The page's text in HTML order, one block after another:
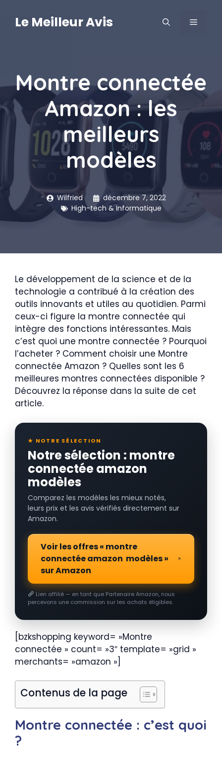
contenu
Le Meilleur Avis MENU
Montre connectée
Amazon : les
meilleurs
modèles
Wilfried
décembre 7, 2022
High-tech & Informatique
Le développement de la science et de la
technologie a contribué à la création des
outils innovants et utiles au quotidien. Parmi
ceux-ci figure la montre connectée qui
intègre des fonctions intéressantes. Mais
c’est quoi une montre connectée ? Pourquoi
l’acheter ? Comment choisir une Montre
connectée Amazon ? Quelles sont les 6
meilleures montres connectées disponible ?
Découvrez la réponse dans la suite de cet
article.
★ NOTRE SÉLECTION
Notre sélection : montre
connectée amazon
modèles
Comparez les modèles les mieux notés,
leurs prix et les avis vérifiés directement sur
Amazon.
Voir les offres « montre
connectée amazon modèles »
sur Amazon
Lien affilié — en tant que Partenaire Amazon, nous
percevons une commission sur les achats éligibles.
[bzkshopping keyword= »Montre
connectée » count= »3″ template= »grid »
merchants= »amazon »]
Contenus de la page
Montre connectée : c’est quoi
?